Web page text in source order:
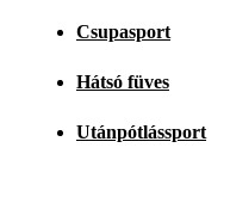
Csupasport
Hátsó füves
Utánpótlássport